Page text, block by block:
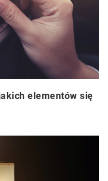
elementów się